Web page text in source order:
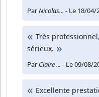
ParNicolas... - Le 18/04/
Très
sérieux.
Par Claire ... - Le 09/08/
Excellente